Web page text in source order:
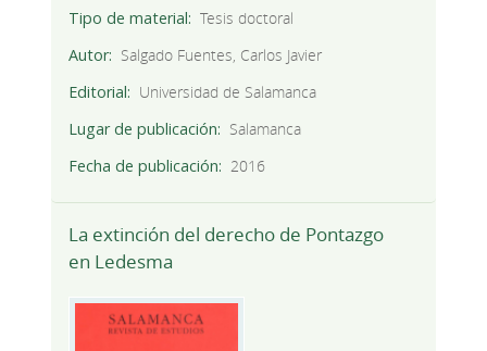
Tipo de material
Tesis doctoral
Autor
Salgado Fuentes, Carlos Javier
Editorial
Universidad de Salamanca
Lugar de publicación
Salamanca
Fecha de publicación
2016
La extinción del derecho de Pontazgo
en Ledesma